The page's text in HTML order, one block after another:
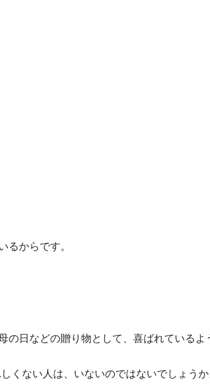
るからです。
日などの贈り物として、喜ばれているよ
くない人は、いないのではないでしょうか